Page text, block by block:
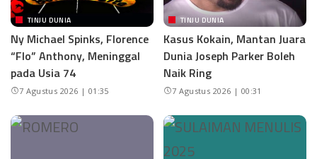
TINJU DUNIA
Ny Michael Spinks, Florence
“Flo” Anthony, Meninggal
pada Usia 74
7 Agustus 2026 | 01:35
TINJU DUNIA
Kasus Kokain, Mantan Juara
Dunia Joseph Parker Boleh
Naik Ring
7 Agustus 2026 | 00:31